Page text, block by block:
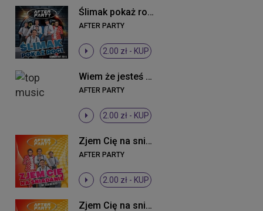
Ślimak pokaż rogi (Extended)
AFTER PARTY
2.00 zł - KUP
Wiem że jesteś (Oldschool 90's Remix)
AFTER PARTY
2.00 zł - KUP
Zjem Cię na sniadanie (Radio Edit)
AFTER PARTY
2.00 zł - KUP
Zjem Cię na sniadanie (Radio Edit)